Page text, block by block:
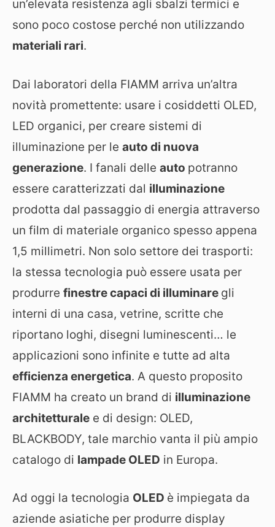
un’elevata resistenza agli sbalzi termici e
sono poco costose perché non utilizzando
materiali rari.
Dai laboratori della FIAMM arriva un’altra
novità promettente: usare i cosiddetti OLED,
LED organici, per creare sistemi di
illuminazione per le auto di nuova
generazione. I fanali delle auto potranno
essere caratterizzati dal illuminazione
prodotta dal passaggio di energia attraverso
un film di materiale organico spesso appena
1,5 millimetri. Non solo settore dei trasporti:
la stessa tecnologia può essere usata per
produrre finestre capaci di illuminare gli
interni di una casa, vetrine, scritte che
riportano loghi, disegni luminescenti… le
applicazioni sono infinite e tutte ad alta
efficienza energetica. A questo proposito
FIAMM ha creato un brand di illuminazione
architetturale e di design: OLED,
BLACKBODY, tale marchio vanta il più ampio
catalogo di lampade OLED in Europa.
Ad oggi la tecnologia OLED è impiegata da
aziende asiatiche per produrre display